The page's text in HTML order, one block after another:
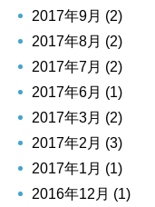
2017年9月 (2)
2017年8月 (2)
2017年7月 (2)
2017年6月 (1)
2017年3月 (2)
2017年2月 (3)
2017年1月 (1)
2016年12月 (1)